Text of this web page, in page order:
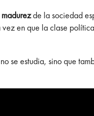
madurezde la sociedad
en que la clase
se estudia, sino que